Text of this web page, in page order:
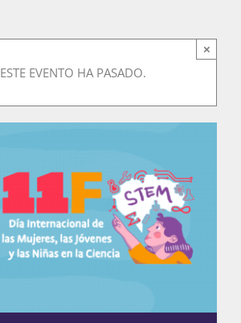
Actividades
La Boletina
Blog
Recursos
ESTE EVENTO HA PASADO.
×